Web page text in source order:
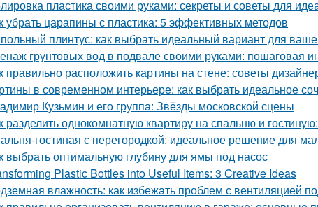
пластика своими руками: секреты и советы для
убрать царапины с пластика: 5 эффективных методов
плинтус: как выбрать идеальный вариант для
грунтовых вод в подвале своими руками: пошаговая
правильно расположить картины на стене: советы
в современном интерьере: как выбрать идеальное
Кузьмин и его группа: Звёзды московской сцены
разделить однокомнатную квартиру на спальню и
гостиная с перегородкой: идеальное решение для
выбрать оптимальную глубину для ямы под насос
Plastic Bottles into Useful Items: 3 Creative Ideas
влажность: как избежать проблем с вентиляцией